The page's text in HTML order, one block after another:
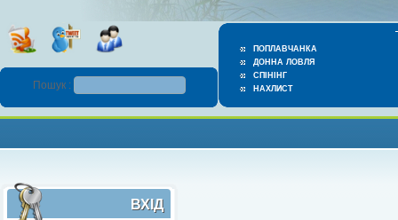
ПОПЛАВЧАНКА
ДОННА ЛОВЛЯ
СПІНІНГ
НАХЛИСТ
Пошук :
ВХІД